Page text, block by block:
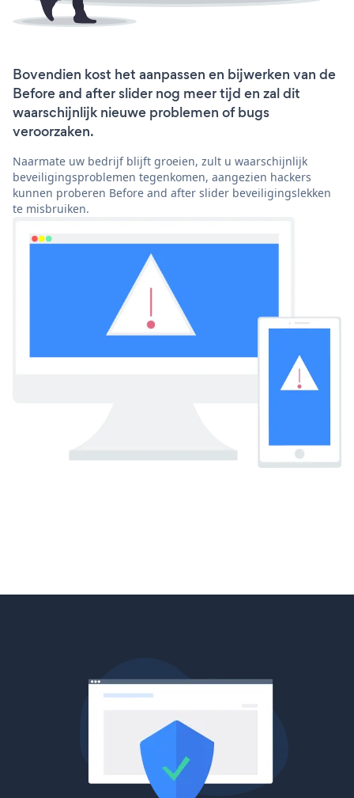
Bovendien kost het aanpassen en bijwerken van de
Before and after slider nog meer tijd en zal dit
waarschijnlijk nieuwe problemen of bugs
veroorzaken.
Naarmate uw bedrijf blijft groeien, zult u waarschijnlijk
beveiligingsproblemen tegenkomen, aangezien hackers
kunnen proberen Before and after slider beveiligingslekken
te misbruiken.